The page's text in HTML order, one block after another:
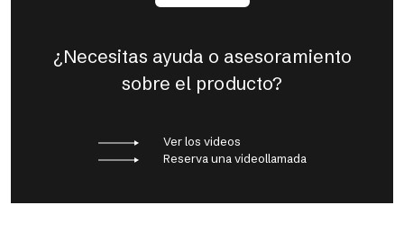
¿Necesitas ayuda o asesoramiento
sobre el producto?
Ver los videos
Reserva una videollamada